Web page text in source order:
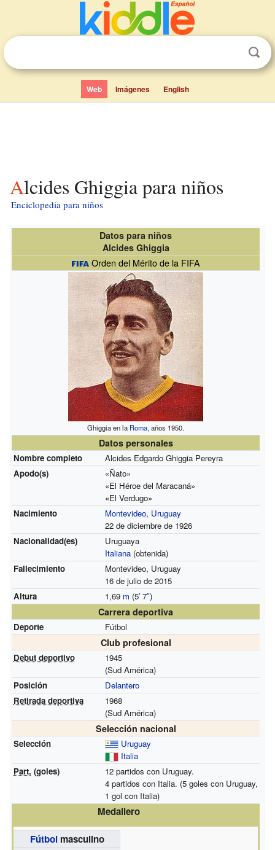
Web Imágenes English
Alcides Ghiggia para niños
Enciclopedia para niños
Datos para niños
Alcides Ghiggia
Orden del Mérito de la FIFA
Ghiggia en la Roma, años 1950.
Datos personales
Nombre completo
Alcides Edgardo Ghiggia Pereyra
Apodo(s)
«Ñato»
«El Héroe del Maracaná»
«El Verdugo»
Nacimiento
Montevideo, Uruguay
22 de diciembre de 1926
Nacionalidad(es)
Uruguaya
Italiana(obtenida)
Fallecimiento
Montevideo, Uruguay
16 de julio de 2015
Altura
1,69 m (5′7″)
Carrera deportiva
Deporte Fútbol
Club profesional
Debut deportivo
1945
(Sud América)
Posición
Delantero
Retirada deportiva
1968
(Sud América)
Selección nacional
Selección
Uruguay
Italia
Part. (goles)
12 partidos con Uruguay.
4 partidos con Italia. (5 goles con Uruguay,
1 gol con Italia)
Medallero
Fútbolmasculino